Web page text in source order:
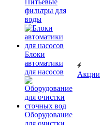
фильтры для
воды
Блоки
автоматики
для насосов
Оборудование
для очистки
Акции